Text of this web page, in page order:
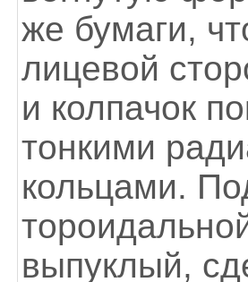
же бумаги,
лицевой
и колпачок
тонкими
кольцами.
выпуклый,